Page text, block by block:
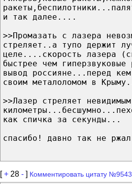
и так далее....
>>Промазать с лазера
стреляет..а тупо держит
целе....скорость лазера
быстрее чем
вывод россияне...перед
своим металоломом в
>>Лазер стреляет
как спичка за секунды...
спасибо! давно так не
[+ 28 - ] Комментировать цитату